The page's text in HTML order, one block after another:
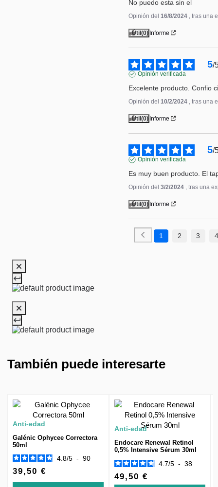
No puedo esta sin el
Opinión del 16/8/2024 , tras una
Útil(0) Informe
5/
Opinión verificada
Excelente producto. Confio
Opinión del 10/2/2024 , tras una
Útil(0) Informe
5/
Opinión verificada
Es muy buen producto. El
Opinión del3/2/2024 , tras una
Útil(0) Informe
1 2 3
También puede interesarte
Anti-edad
Galénic Ophycee Correctora
50ml
4.8/5 - 90
39,50 €
Anti-edad
Endocare Renewal Retinol
0,5% Intensive Sérum 30ml
4.7/5 - 38
49,50 €